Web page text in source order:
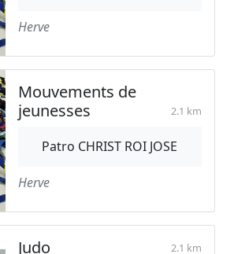
Herve
Mouvements de
jeunesses
2.1 km
Patro CHRIST ROI JOSE
Herve
Judo 2.1 km